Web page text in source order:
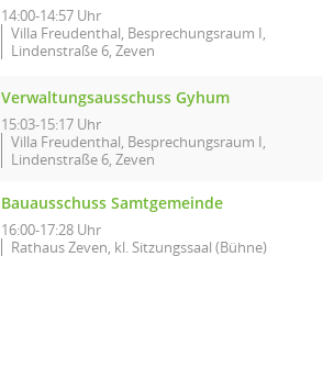
14:00-14:57 Uhr
Villa Freudenthal, Besprechungsraum I,
Lindenstraße 6, Zeven
Verwaltungsausschuss Gyhum
15:03-15:17 Uhr
Villa Freudenthal, Besprechungsraum I,
Lindenstraße 6, Zeven
Bauausschuss Samtgemeinde
16:00-17:28 Uhr
Rathaus Zeven, kl. Sitzungssaal (Bühne)